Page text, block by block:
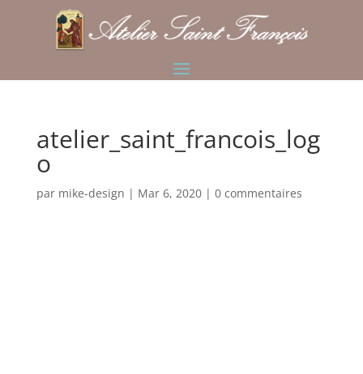
atelier_saint_francois_log
o
par mike-design | Mar 6, 2020| 0 commentaires